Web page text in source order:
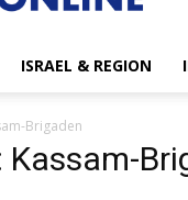
ISRAEL & REGION
Brigaden